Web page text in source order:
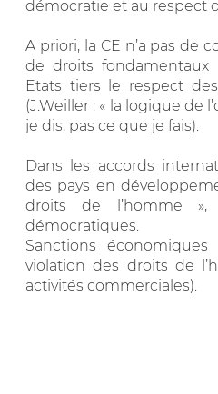
démocratie et au respect
A priori, la CE n’a pas de
de droits fondamentaux
Etats tiers le respect
(J.Weiller : « la logique de
je dis, pas ce que je fais).
Dans les accords
des pays en
droits de l’homme »,
démocratiques.
Sanctions
violation des droits de
activités commerciales).